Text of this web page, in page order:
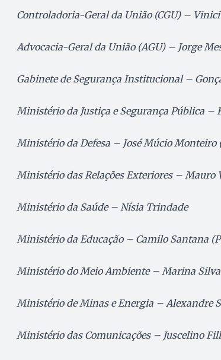
Controladoria-Geral da União (CGU) –
Advocacia-Geral da União (AGU) – Jorge
Gabinete de Segurança Institucional –
Ministério da Justiça e Segurança Pública –
Ministério da Defesa – José Múcio Monteiro
Ministério das Relações Exteriores – Mauro
Ministério da Saúde – Nísia Trindade
Ministério da Educação – Camilo Santana
Ministério do Meio Ambiente – Marina Silva
Ministério de Minas e Energia – Alexandre
Ministério das Comunicações – Juscelino